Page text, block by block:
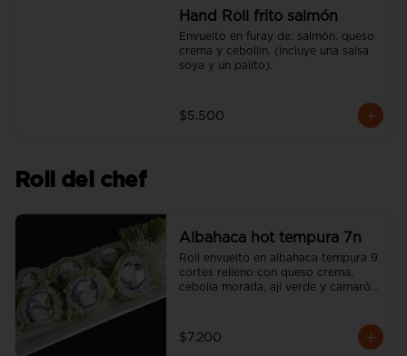
Hand Roll frito salmón
Envuelto en furay de: salmón, queso
crema y cebollín. (incluye una salsa
soya y un palito).
$5.500
Roll del chef
Albahaca hot tempura 7n
Roll envuelto en albahaca tempura 9
cortes relleno con queso crema,
cebolla morada, ají verde y camarón
$7.200